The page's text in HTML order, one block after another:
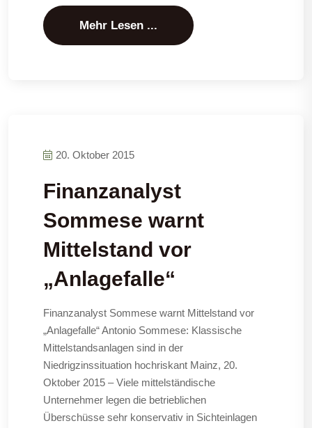
Mehr Lesen ...
20. Oktober 2015
Finanzanalyst
Sommese warnt
Mittelstand vor
„Anlagefalle“
Finanzanalyst Sommese warnt Mittelstand vor
„Anlagefalle“ Antonio Sommese: Klassische
Mittelstandsanlagen sind in der
Niedrigzinssituation hochriskant Mainz, 20.
Oktober 2015 – Viele mittelständische
Unternehmer legen die betrieblichen
Überschüsse sehr konservativ in Sichteinlagen